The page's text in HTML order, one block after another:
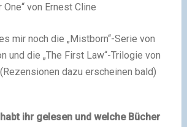
One“ von Ernest Cline
mir noch die „Mistborn“-Serie von
und die „The First Law“-Trilogie von
dazu erscheinen bald)
ihr gelesen und welche Bücher